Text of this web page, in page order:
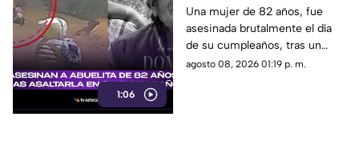
1:06
abuelita de 82 años tras
asaltarla en su
cumpleaños
Una mujer de 82 años, fue
asesinada brutalmente el día
de su cumpleaños, tras un
asalto por solo 90 pesos.
agosto 08, 2026 01:19 p. m.